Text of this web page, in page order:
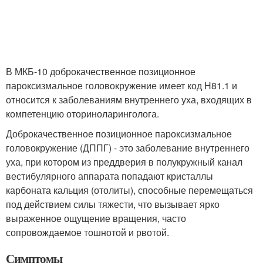
В МКБ-10 доброкачественное позиционное
пароксизмальное головокружение имеет код Н81.1 и
относится к заболеваниям внутреннего уха, входящих в
компетенцию оториноларинголога.
Доброкачественное позиционное пароксизмальное
головокружение (ДППГ) - это заболевание внутреннего
уха, при котором из преддверия в полукружный канал
вестибулярного аппарата попадают кристаллы
карбоната кальция (отолиты), способные перемещаться
под действием силы тяжести, что вызывает ярко
выраженное ощущение вращения, часто
сопровождаемое тошнотой и рвотой.
Симптомы